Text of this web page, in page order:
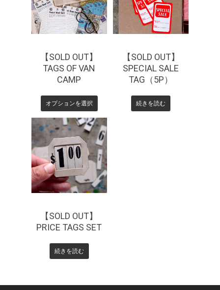
【SOLD OUT】
TAGS OF VAN
CAMP
オプションを選択
【SOLD OUT】
SPECIAL SALE
TAG（5P）
続きを読む
【SOLD OUT】
PRICE TAGS SET
続きを読む